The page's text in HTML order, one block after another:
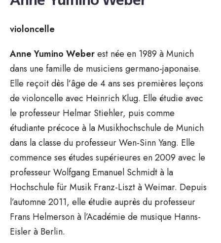
violoncelle
Anne Yumino Weberest née en 1989 à Munich
dans une famille de musiciens germano-japonaise.
Elle reçoit dès l’âge de 4 ans ses premières leçons
de violoncelle avec Heinrich Klug. Elle étudie avec
le professeur Helmar Stiehler, puis comme
étudiante précoce à la Musikhochschule de Munich
dans la classe du professeur Wen-Sinn Yang. Elle
commence ses études supérieures en 2009 avec le
professeur Wolfgang Emanuel Schmidt à la
Hochschule für Musik Franz-Liszt à Weimar. Depuis
l’automne 2011, elle étudie auprès du professeur
Frans Helmerson à l’Académie de musique Hanns-
Eisler à Berlin.